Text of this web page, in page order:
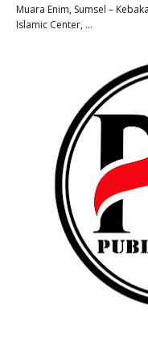
Muara Enim, Sumsel –
Islamic Center, …